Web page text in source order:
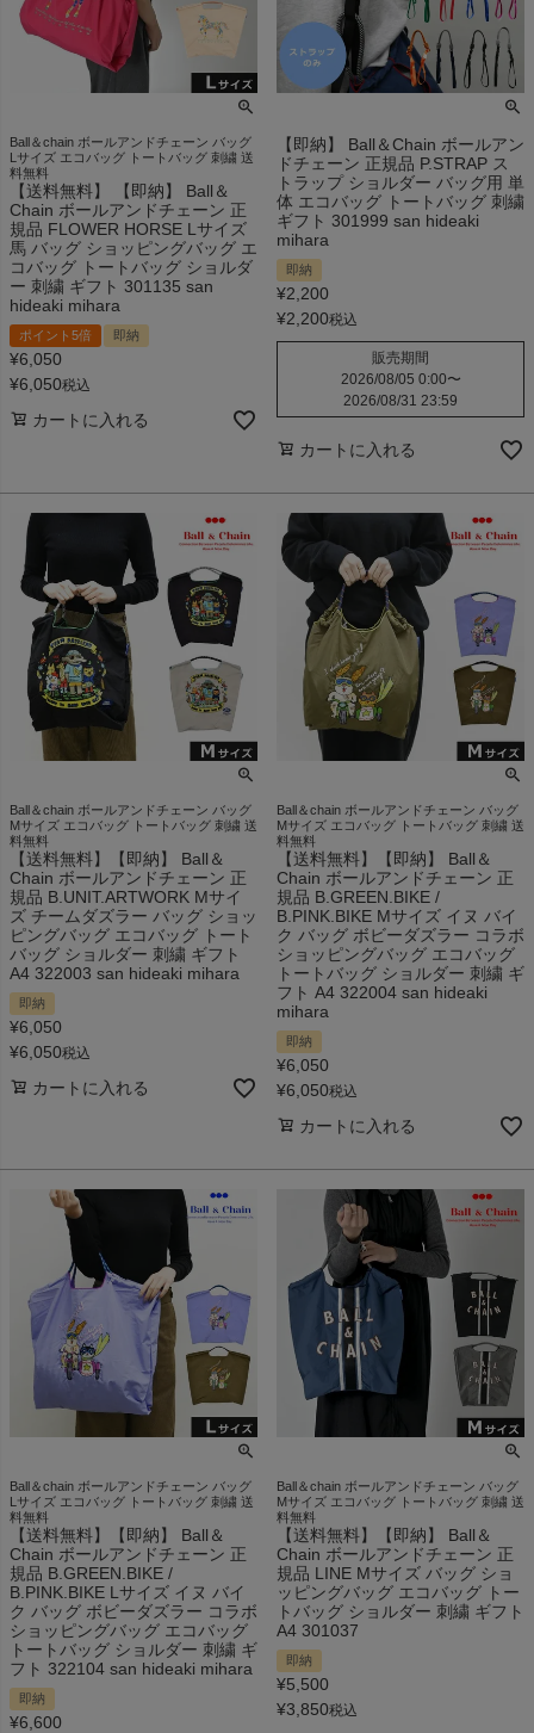
Ball＆chain ボールアンドチェーン バッグ
Lサイズ エコバッグ トートバッグ 刺繍 送
料無料
【送料無料】 【即納】 Ball＆
Chain ボールアンドチェーン 正
規品 FLOWER HORSE Lサイズ
馬 バッグ ショッピングバッグ エ
コバッグ トートバッグ ショルダ
ー 刺繍 ギフト 301135 san
hideaki mihara
ポイント5倍 即納
¥6,050
¥6,050税込
カートに入れる
【即納】 Ball＆Chain ボールアン
ドチェーン 正規品 P.STRAP ス
トラップ ショルダー バッグ用 単
体 エコバッグ トートバッグ 刺繍
ギフト 301999 san hideaki
mihara
即納
¥2,200
¥2,200税込
販売期間
2026/08/05 0:00〜
2026/08/31 23:59
カートに入れる
Ball＆chain ボールアンドチェーン バッグ
Mサイズ エコバッグ トートバッグ 刺繍 送
料無料
【送料無料】【即納】 Ball＆
Chain ボールアンドチェーン 正
規品 B.UNIT.ARTWORK Mサイ
ズ チームダズラー バッグ ショッ
ピングバッグ エコバッグ トート
バッグ ショルダー 刺繍 ギフト
A4 322003 san hideaki mihara
即納
¥6,050
¥6,050税込
カートに入れる
Ball＆chain ボールアンドチェーン バッグ
Mサイズ エコバッグ トートバッグ 刺繍 送
料無料
【送料無料】【即納】 Ball＆
Chain ボールアンドチェーン 正
規品 B.GREEN.BIKE /
B.PINK.BIKE Mサイズ イヌ バイ
ク バッグ ボビーダズラー コラボ
ショッピングバッグ エコバッグ
トートバッグ ショルダー 刺繍 ギ
フト A4 322004 san hideaki
mihara
即納
¥6,050
¥6,050税込
カートに入れる
Ball＆chain ボールアンドチェーン バッグ
Lサイズ エコバッグ トートバッグ 刺繍 送
料無料
【送料無料】【即納】 Ball＆
Chain ボールアンドチェーン 正
規品 B.GREEN.BIKE /
B.PINK.BIKE Lサイズ イヌ バイ
ク バッグ ボビーダズラー コラボ
ショッピングバッグ エコバッグ
トートバッグ ショルダー 刺繍 ギ
フト 322104 san hideaki mihara
即納
¥6,600
Ball＆chain ボールアンドチェーン バッグ
Mサイズ エコバッグ トートバッグ 刺繍 送
料無料
【送料無料】【即納】 Ball＆
Chain ボールアンドチェーン 正
規品 LINE Mサイズ バッグ ショ
ッピングバッグ エコバッグ トー
トバッグ ショルダー 刺繍 ギフト
A4 301037
即納
¥5,500
¥3,850税込